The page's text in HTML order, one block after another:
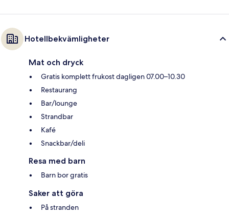
Hotellbekvämligheter
Mat och dryck
Gratis komplett frukost dagligen 07.00–10.30
Restaurang
Bar/lounge
Strandbar
Kafé
Snackbar/deli
Resa med barn
Barn bor gratis
Saker att göra
På stranden